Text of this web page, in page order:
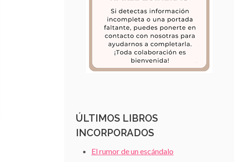
ÚLTIMOS LIBROS
INCORPORADOS
El rumor de un escándalo